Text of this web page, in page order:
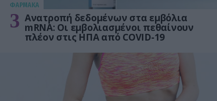
ΦΑΡΜΑΚΑ
3 Ανατροπή δεδομένων στα εμβόλια
mRNA: Οι εμβολιασμένοι πεθαίνουν
πλέον στις ΗΠΑ από COVID-19